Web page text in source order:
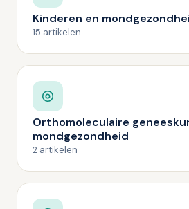
Kinderen en
15 artikelen
Orthomoleculaire
mondgezondheid
2 artikelen